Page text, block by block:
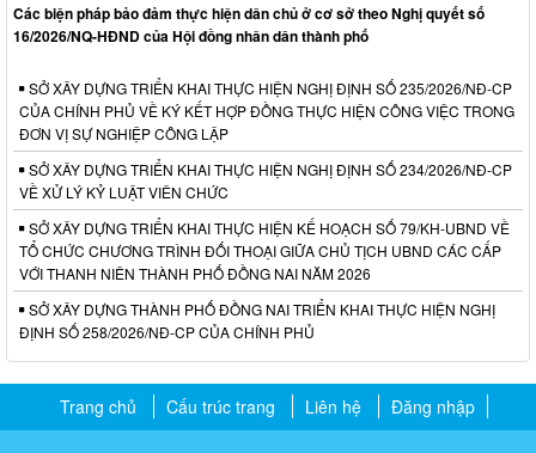
Các biện pháp bảo đảm thực hiện dân chủ ở cơ sở theo Nghị quyết số
16/2026/NQ-HĐND của Hội đồng nhân dân thành phố
SỞ XÂY DỰNG TRIỂN KHAI THỰC HIỆN NGHỊ ĐỊNH SỐ 235/2026/NĐ-CP
CỦA CHÍNH PHỦ VỀ KÝ KẾT HỢP ĐỒNG THỰC HIỆN CÔNG VIỆC TRONG
ĐƠN VỊ SỰ NGHIỆP CÔNG LẬP
SỞ XÂY DỰNG TRIỂN KHAI THỰC HIỆN NGHỊ ĐỊNH SỐ 234/2026/NĐ-CP
VỀ XỬ LÝ KỶ LUẬT VIÊN CHỨC
SỞ XÂY DỰNG TRIỂN KHAI THỰC HIỆN KẾ HOẠCH SỐ 79/KH-UBND VỀ
TỔ CHỨC CHƯƠNG TRÌNH ĐỐI THOẠI GIỮA CHỦ TỊCH UBND CÁC CẤP
VỚI THANH NIÊN THÀNH PHỐ ĐỒNG NAI NĂM 2026
SỞ XÂY DỰNG THÀNH PHỐ ĐỒNG NAI TRIỂN KHAI THỰC HIỆN NGHỊ
ĐỊNH SỐ 258/2026/NĐ-CP CỦA CHÍNH PHỦ
Trang chủ Cấu trúc trang Liên hệ Đăng nhập